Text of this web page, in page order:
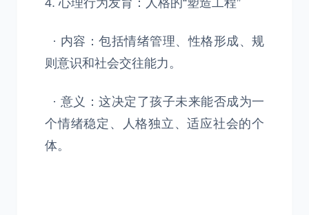
4. 心理行为发育：人格的“塑造工程”
· 内容：包括情绪管理、性格形成、规
则意识和社会交往能力。
· 意义：这决定了孩子未来能否成为一
个情绪稳定、人格独立、适应社会的个
体。